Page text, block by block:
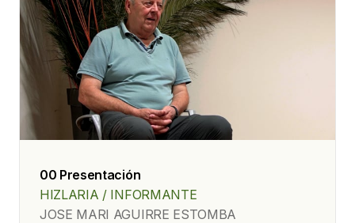
00 Presentación
HIZLARIA / INFORMANTE
JOSE MARI AGUIRRE ESTOMBA